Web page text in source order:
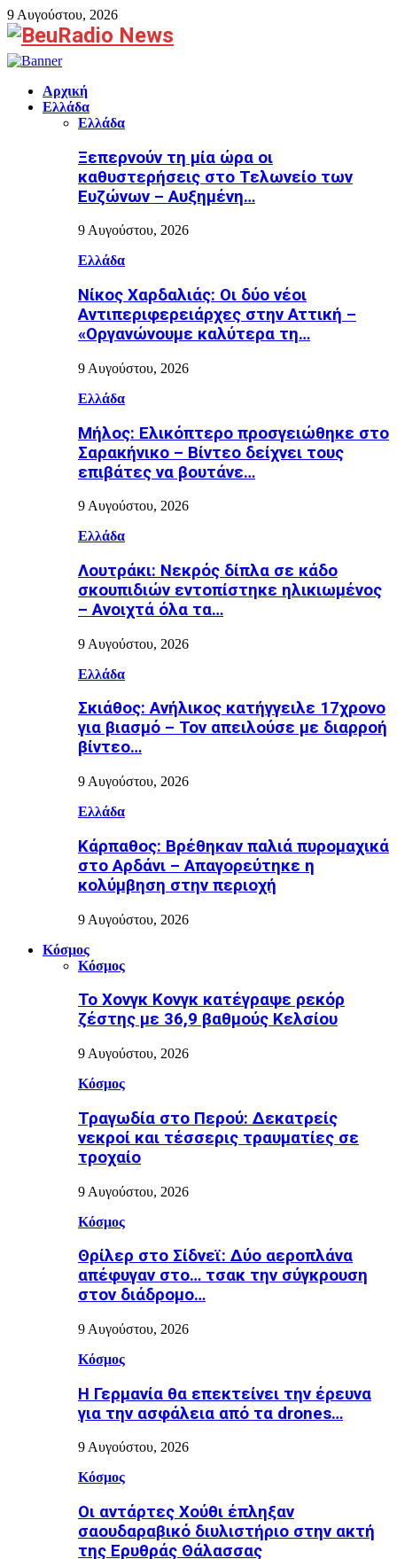
9 Αυγούστου, 2026
Facebook
Αρχική
Ελλάδα
Ελλάδα
Ξεπερνούν τη μία ώρα οι
καθυστερήσεις στο Τελωνείο των
Ευζώνων – Αυξημένη…
9 Αυγούστου, 2026
Ελλάδα
Νίκος Χαρδαλιάς: Οι δύο νέοι
Αντιπεριφερειάρχες στην Αττική –
«Οργανώνουμε καλύτερα τη…
9 Αυγούστου, 2026
Ελλάδα
Μήλος: Ελικόπτερο προσγειώθηκε στο
Σαρακήνικο – Βίντεο δείχνει τους
επιβάτες να βουτάνε…
9 Αυγούστου, 2026
Ελλάδα
Λουτράκι: Νεκρός δίπλα σε κάδο
σκουπιδιών εντοπίστηκε ηλικιωμένος
– Ανοιχτά όλα τα…
9 Αυγούστου, 2026
Ελλάδα
Σκιάθος: Ανήλικος κατήγγειλε 17χρονο
για βιασμό – Τον απειλούσε με διαρροή
βίντεο…
9 Αυγούστου, 2026
Ελλάδα
Κάρπαθος: Βρέθηκαν παλιά πυρομαχικά
στο Αρδάνι – Απαγορεύτηκε η
κολύμβηση στην περιοχή
9 Αυγούστου, 2026
Κόσμος
Κόσμος
Το Χονγκ Κονγκ κατέγραψε ρεκόρ
ζέστης με 36,9 βαθμούς Κελσίου
9 Αυγούστου, 2026
Κόσμος
Τραγωδία στο Περού: Δεκατρείς
νεκροί και τέσσερις τραυματίες σε
τροχαίο
9 Αυγούστου, 2026
Κόσμος
Θρίλερ στο Σίδνεϊ: Δύο αεροπλάνα
απέφυγαν στο… τσακ την σύγκρουση
στον διάδρομο…
9 Αυγούστου, 2026
Κόσμος
Η Γερμανία θα επεκτείνει την έρευνα
για την ασφάλεια από τα drones…
9 Αυγούστου, 2026
Κόσμος
Οι αντάρτες Χούθι έπληξαν
σαουδαραβικό διυλιστήριο στην ακτή
της Ερυθράς Θάλασσας